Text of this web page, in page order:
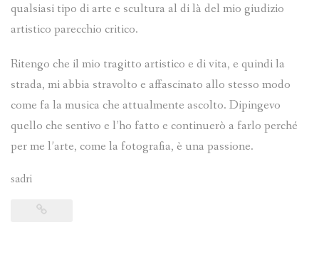
qualsiasi tipo di arte e scultura al di là del mio giudizio
artistico parecchio critico.
Ritengo che il mio tragitto artistico e di vita, e quindi la
strada, mi abbia stravolto e affascinato allo stesso modo
come fa la musica che attualmente ascolto. Dipingevo
quello che sentivo e l’ho fatto e continuerò a farlo perché
per me l’arte, come la fotografia, è una passione.
sadri